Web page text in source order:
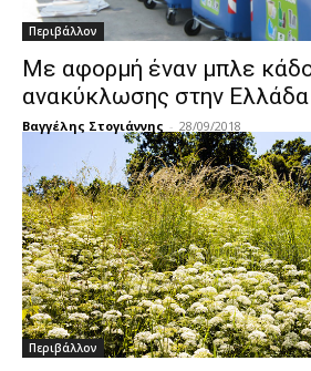
Περιβάλλον
Με αφορμή έναν μπλε
ανακύκλωσης στην Ελλάδα
Βαγγέλης Στογιάννης - 28/09/2018
Περιβάλλον